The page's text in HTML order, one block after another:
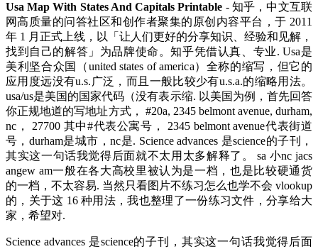
Usa Map With States And Capitals Printable - 知乎，中文互联
网高质量的问答社区和创作者聚集的原创内容平台，于 2011
年 1 月正式上线，以「让人们更好的分享知识、经验和见解，
找到自己的解答」为品牌使命。知乎凭借认真、专业. Usa是
美利坚合众国（united states of america）全称的缩写，但它的
应用度远没有u.s.广泛，而且一般比较少有u.s.a.的缩略用法。
usa/us是美国的国家代码（没有表示缩. 以美国为例，首先回答
你正规地道的写地址方式， #20a, 2345 belmont avenue, durham,
nc， 27700 其中#代表公寓号， 2345 belmont avenue代表街道
号，durham是城市，nc是. Science advances 是science的子刊，
其实这一句话我觉得后面就不太用太多解释了。 sa 小nc jacs
angew am一般在各大高校里被认为是一档，也是比较硬通货
的一档，不太容易. 当然只看图片不练习怎么也学不会 vlookup
的，关于这 16 种用法，我也整理了一份练习文件，分享给大
家，希望对.
Science advances 是science的子刊，其实这一句话我觉得后面